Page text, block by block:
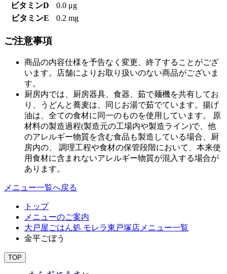
ビタミンD
0.0 μg
ビタミンE
0.2 mg
ご注意事項
商品の内容仕様を予告なく変更、終了することがござ
います。店舗によりお取り扱いのない商品がございま
す。
厨房内では、厨房器具、食器、茹で麺機を共有してお
り、うどんと蕎麦は、同じお湯で茹でています。揚げ
油は、全ての食材に同一のものを使用しています。 原
材料の製造過程(製造元の工場内や製造ライン)で、他
のアレルギー物質を含む食品も製造している場合、厨
房内の、 調理工程や食材の保管段階において、本来使
用食材に含まれないアレルギー物質が混入する場合が
あります。
メニュー一覧へ戻る
トップ
メニューのご案内
大戸屋ごはん処 モレラ東戸塚店メニュー一覧
金平ごぼう
TOP